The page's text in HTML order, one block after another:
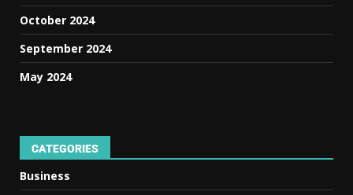
October 2024
September 2024
May 2024
CATEGORIES
Business